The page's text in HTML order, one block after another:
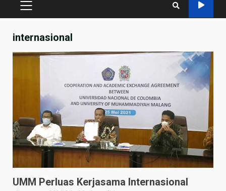
PRIMARY
internasional
UMM Perluas Kerjasama Internasional